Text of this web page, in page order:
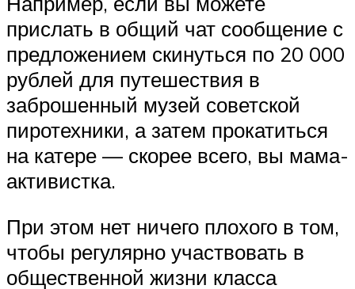
прислать в общий чат сообщение с
предложением скинуться по 20 000
рублей для путешествия в
заброшенный музей советской
пиротехники, а затем прокатиться
на катере — скорее всего, вы мама-
активистка.
При этом нет ничего плохого в том,
чтобы регулярно участвовать в
общественной жизни класса